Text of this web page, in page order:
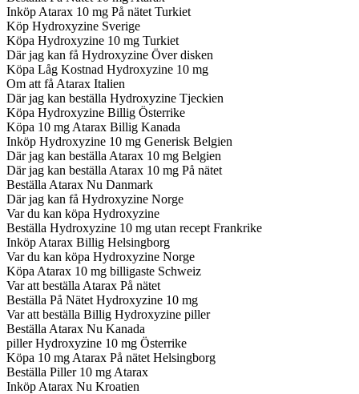
Inköp Atarax 10 mg På nätet Turkiet
Köp Hydroxyzine Sverige
Köpa Hydroxyzine 10 mg Turkiet
Där jag kan få Hydroxyzine Över disken
Köpa Låg Kostnad Hydroxyzine 10 mg
Om att få Atarax Italien
Där jag kan beställa Hydroxyzine Tjeckien
Köpa Hydroxyzine Billig Österrike
Köpa 10 mg Atarax Billig Kanada
Inköp Hydroxyzine 10 mg Generisk Belgien
Där jag kan beställa Atarax 10 mg Belgien
Där jag kan beställa Atarax 10 mg På nätet
Beställa Atarax Nu Danmark
Där jag kan få Hydroxyzine Norge
Var du kan köpa Hydroxyzine
Beställa Hydroxyzine 10 mg utan recept Frankrike
Inköp Atarax Billig Helsingborg
Var du kan köpa Hydroxyzine Norge
Köpa Atarax 10 mg billigaste Schweiz
Var att beställa Atarax På nätet
Beställa På Nätet Hydroxyzine 10 mg
Var att beställa Billig Hydroxyzine piller
Beställa Atarax Nu Kanada
piller Hydroxyzine 10 mg Österrike
Köpa 10 mg Atarax På nätet Helsingborg
Beställa Piller 10 mg Atarax
Inköp Atarax Nu Kroatien